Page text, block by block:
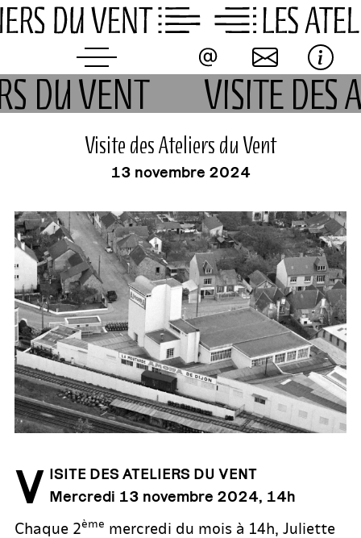
Skip
to
DU VENT VISITE DES
événement
Visite des Ateliers du Vent
13 novembre 2024
V ISITE DES ATELIERS DU VENT
Mercredi 13 novembre 2024, 14h
Chaque 2ème mercredi du mois à 14h, Juliette